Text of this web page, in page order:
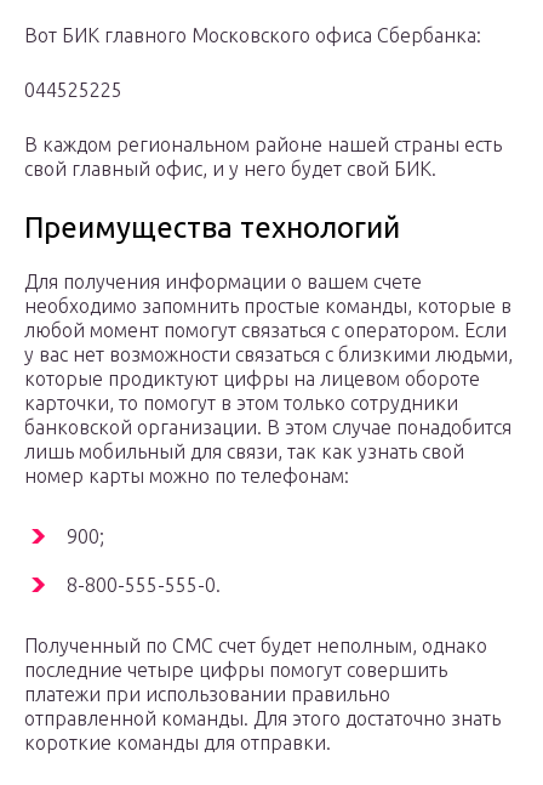
Вот БИК главного Московского офиса Сбербанка:
044525225
В каждом региональном районе нашей страны есть
свой главный офис, и у него будет свой БИК.
Преимущества технологий
Для получения информации о вашем счете
необходимо запомнить простые команды, которые в
любой момент помогут связаться с оператором. Если
у вас нет возможности связаться с близкими людьми,
которые продиктуют цифры на лицевом обороте
карточки, то помогут в этом только сотрудники
банковской организации. В этом случае понадобится
лишь мобильный для связи, так как узнать свой
номер карты можно по телефонам:
900;
8-800-555-555-0.
Полученный по СМС счет будет неполным, однако
последние четыре цифры помогут совершить
платежи при использовании правильно
отправленной команды. Для этого достаточно знать
короткие команды для отправки.